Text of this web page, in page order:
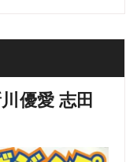
優愛 志田